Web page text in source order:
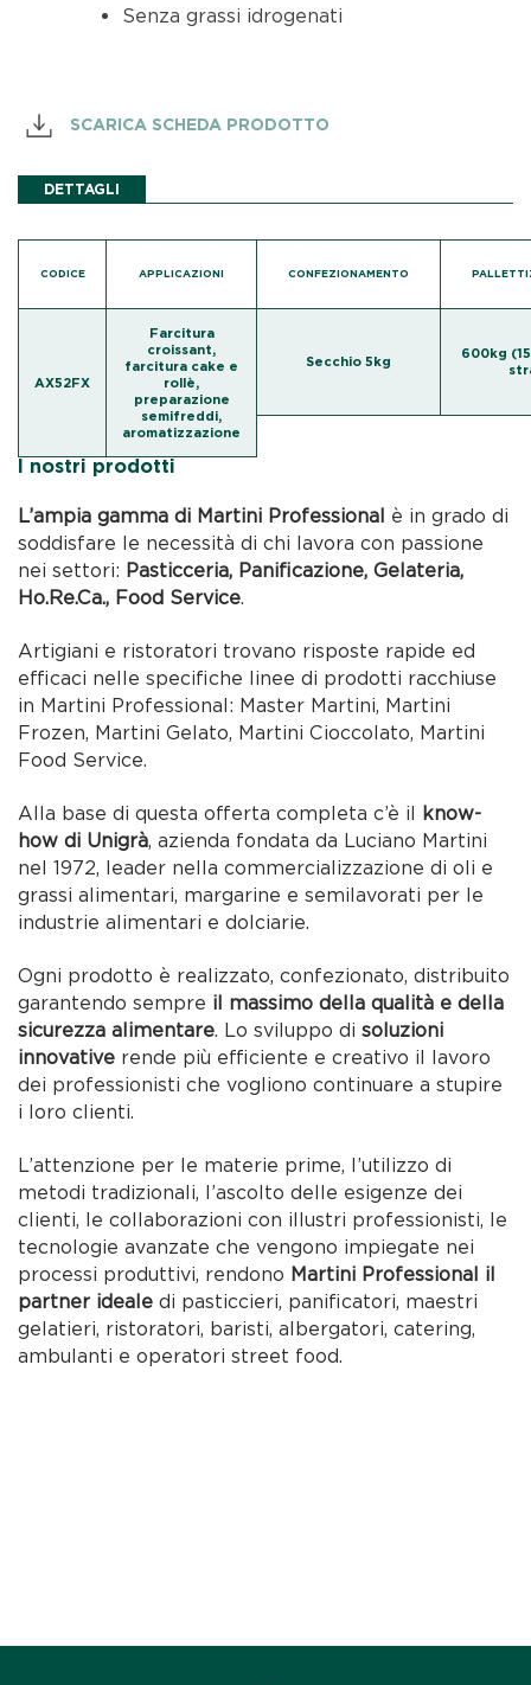
Senza grassi idrogenati
SCARICA SCHEDA PRODOTTO
DETTAGLI
CODICE APPLICAZIONI
AX52FX
Farcitura
croissant,
farcitura cake e
rollè,
preparazione
semifreddi,
aromatizzazione
CONFEZIONAMENTO
Secchio 5kg
600kg
I nostri prodotti
L’ampia gamma di Martini Professional è in grado di
soddisfare le necessità di chi lavora con passione
nei settori: Pasticceria, Panificazione, Gelateria,
Ho.Re.Ca., Food Service.
Artigiani e ristoratori trovano risposte rapide ed
efficaci nelle specifiche linee di prodotti racchiuse
in Martini Professional: Master Martini, Martini
Frozen, Martini Gelato, Martini Cioccolato, Martini
Food Service.
Alla base di questa offerta completa c’è il know-
how di Unigrà, azienda fondata da Luciano Martini
nel 1972, leader nella commercializzazione di oli e
grassi alimentari, margarine e semilavorati per le
industrie alimentari e dolciarie.
Ogni prodotto è realizzato, confezionato, distribuito
garantendo sempre il massimo della qualità e della
sicurezza alimentare. Lo sviluppo disoluzioni
innovative rende più efficiente e creativo il lavoro
dei professionisti che vogliono continuare a stupire
i loro clienti.
L’attenzione per le materie prime, l’utilizzo di
metodi tradizionali, l’ascolto delle esigenze dei
clienti, le collaborazioni con illustri professionisti, le
tecnologie avanzate che vengono impiegate nei
processi produttivi, rendono Martini Professional il
partner ideale di pasticcieri, panificatori, maestri
gelatieri, ristoratori, baristi, albergatori, catering,
ambulanti e operatori street food.